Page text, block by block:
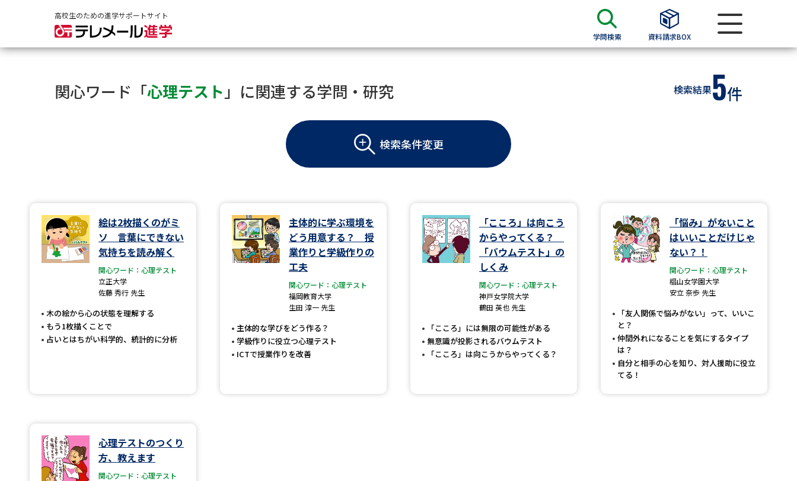
高校生のための進学サポートサイト
学問検索 資料請求BOX
大学・短大の資料種類から請求
大学パンフ
学部・学科パンフ
総合型選抜・学校推薦型選抜 募集要項＆願書
大学・短大以外の資料から請求
専門学校の資料請求 大学院の資料請求
留学・進学関連、塾・予備校
大学入学共通テスト「受験案内」の請求
大学入学共通テスト「受験上の配慮案内」の請求
高等学校卒業程度認定試験
小学校教員資格認定試験
高等学校（情報）教員資格認定試験
関心ワード「心理テスト 」に関連する学問・研究 検索結果5件
検索条件変更
絵は2枚描くのがミ
ソ 言葉にできない
気持ちを読み解く
関心ワード：心理テスト
立正大学
佐藤 秀行 先生
木の絵から心の状態を理解する
もう1枚描くことで
占いとはちがい科学的、統計的に分析
主体的に学ぶ環境を
どう用意する？ 授
業作りと学級作りの
工夫
関心ワード：心理テスト
福岡教育大学
生田 淳一 先生
主体的な学びをどう作る？
学級作りに役立つ心理テスト
ICTで授業作りを改善
「こころ」は向こう
からやってくる？
「バウムテスト」の
しくみ
関心ワード：心理テスト
神戸女学院大学
鶴田 英也 先生
「こころ」には無限の可能性がある
無意識が投影されるバウムテスト
「こころ」は向こうからやってくる？
「悩み」がないこと
はいいことだけじゃ
ない？！
関心ワード：心理テスト
椙山女学園大学
安立 奈歩 先生
「友人関係で悩みがない」って、いいこ
と？
仲間外れになることを気にするタイプ
は？
自分と相手の心を知り、対人援助に役立
てる！
心理テストのつくり
方、教えます
関心ワード：心理テスト